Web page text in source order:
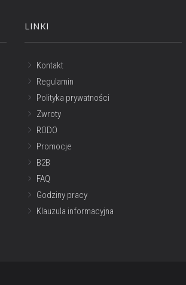
LINKI
Kontakt
Regulamin
Polityka prywatności
Zwroty
RODO
Promocje
B2B
FAQ
Godziny pracy
Klauzula informacyjna